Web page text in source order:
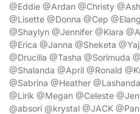
@Eddie @Ardan @Christy
@Lisette @Donna @Cep
@Shaylyn @Jennifer @Kiara
@Erica @Janna @Sheketa
@Drucilla @Tasha @Sorimuda
@Shalanda @April @Ronald
@Sabrina @Heather
@Lirik @Megan @Celeste
@absori @krystal @JACK